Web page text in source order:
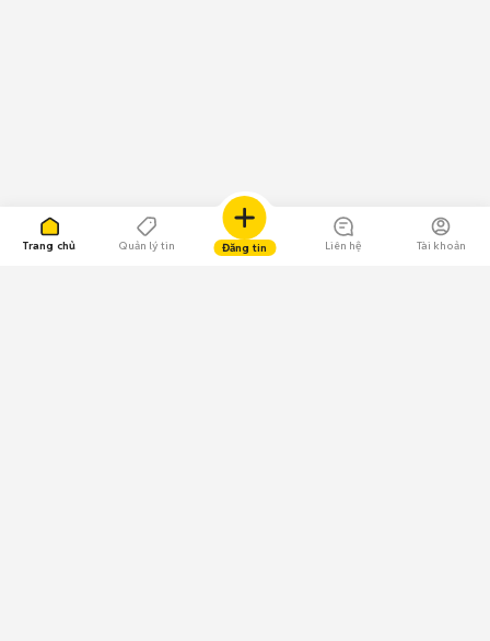
Trang chủ Quản lý tin Đăng tin Liên hệ Tài khoản